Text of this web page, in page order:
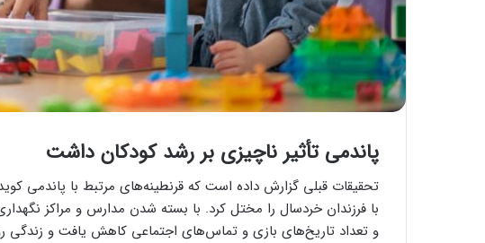
پاندمی تأثیر ناچیزی بر رشد کودکان داشت
با فرزندان خردسال را مختل کرد. با بسته شدن مدارس و مراکز
و تعداد تاریخ‌های بازی و تماس‌های اجتماعی کاهش یافت و زندگی